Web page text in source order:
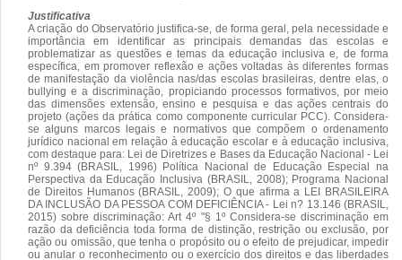
Justificativa
A criação do Observatório justifica-se, de forma geral, pela necessidade e
importância em identificar as principais demandas das escolas e
problematizar as questões e temas da educação inclusiva e, de forma
específica, em promover reflexão e ações voltadas às diferentes formas
de manifestação da violência nas/das escolas brasileiras, dentre elas, o
bullying e a discriminação, propiciando processos formativos, por meio
das dimensões extensão, ensino e pesquisa e das ações centrais do
projeto (ações da prática como componente curricular PCC). Considera-
se alguns marcos legais e normativos que compõem o ordenamento
jurídico nacional em relação à educação escolar e à educação inclusiva,
com destaque para: Lei de Diretrizes e Bases da Educação Nacional - Lei
nº 9.394 (BRASIL, 1996) Política Nacional de Educação Especial na
Perspectiva da Educação Inclusiva (BRASIL, 2008); Programa Nacional
de Direitos Humanos (BRASIL, 2009); O que afirma a LEI BRASILEIRA
DA INCLUSÃO DA PESSOA COM DEFICIÊNCIA - Lei n? 13.146 (BRASIL,
2015) sobre discriminação: Art 4º "§ 1º Considera-se discriminação em
razão da deficiência toda forma de distinção, restrição ou exclusão, por
ação ou omissão, que tenha o propósito ou o efeito de prejudicar, impedir
ou anular o reconhecimento ou o exercício dos direitos e das liberdades